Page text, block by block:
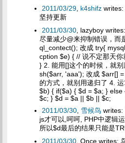
2011/03/29, k4shifz writes:
坚持更新
2011/03/30, lazyboy
尽量减少@来抑制错误，而
ql_contect(); 改成 try{
cption $e) { // 说不定那天你
} 2. 能用[]这个的时候，就
sh($arr, 'aaa'); 改成 $arr[]
的方式，就别用递归了 4.
$b) { if($a) { $d = $a; }
$c; } $d = $a || $b || $c;
2011/03/30 雪候鸟 writes:
js才可以,呵呵, PHP中逻辑
所以$d最后的结果只能是
2011/03/30 , Once writes: